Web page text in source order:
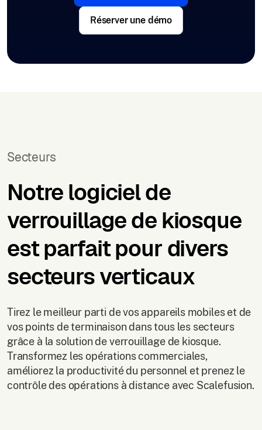
Réserver une démo
Secteurs
Notre logiciel de
verrouillage de kiosque
est parfait pour divers
secteurs verticaux
Tirez le meilleur parti de vos appareils mobiles et de
vos points de terminaison dans tous les secteurs
grâce à la solution de verrouillage de kiosque.
Transformez les opérations commerciales,
améliorez la productivité du personnel et prenez le
contrôle des opérations à distance avec Scalefusion.